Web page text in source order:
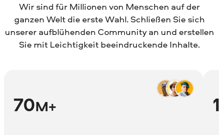
Wir sind für Millionen von Menschen auf der
ganzen Welt die erste Wahl. Schließen Sie sich
unserer aufblühenden Community an und erstellen
Sie mit Leichtigkeit beeindruckende Inhalte.
70M+